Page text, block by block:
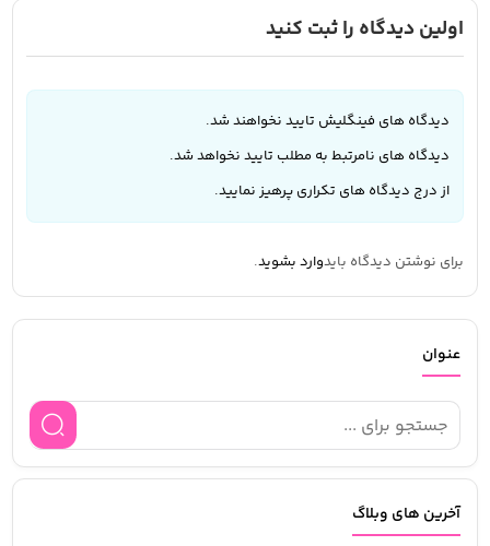
اولین دیدگاه را ثبت کنید
دیدگاه های فینگلیش تایید نخواهند شد.
دیدگاه های نامرتبط به مطلب تایید نخواهد شد.
از درج دیدگاه های تکراری پرهیز نمایید.
برای نوشتن دیدگاه بایدوارد بشوید.
عنوان
آخرین های وبلاگ